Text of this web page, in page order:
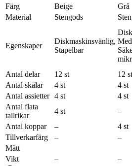
Färg
Beige Grå
Material
Stengods
Egenskaper
Diskmaskinsvänlig,
Stapelbar
Antal delar 12 st 12 st
Antal skålar
4 st 4 st
Antal assietter 4 st 4 st
Antal flata
tallrikar
4 st –
Antal koppar
– 4 st
Tillverkarfärg
– –
Mått
Vikt
– –